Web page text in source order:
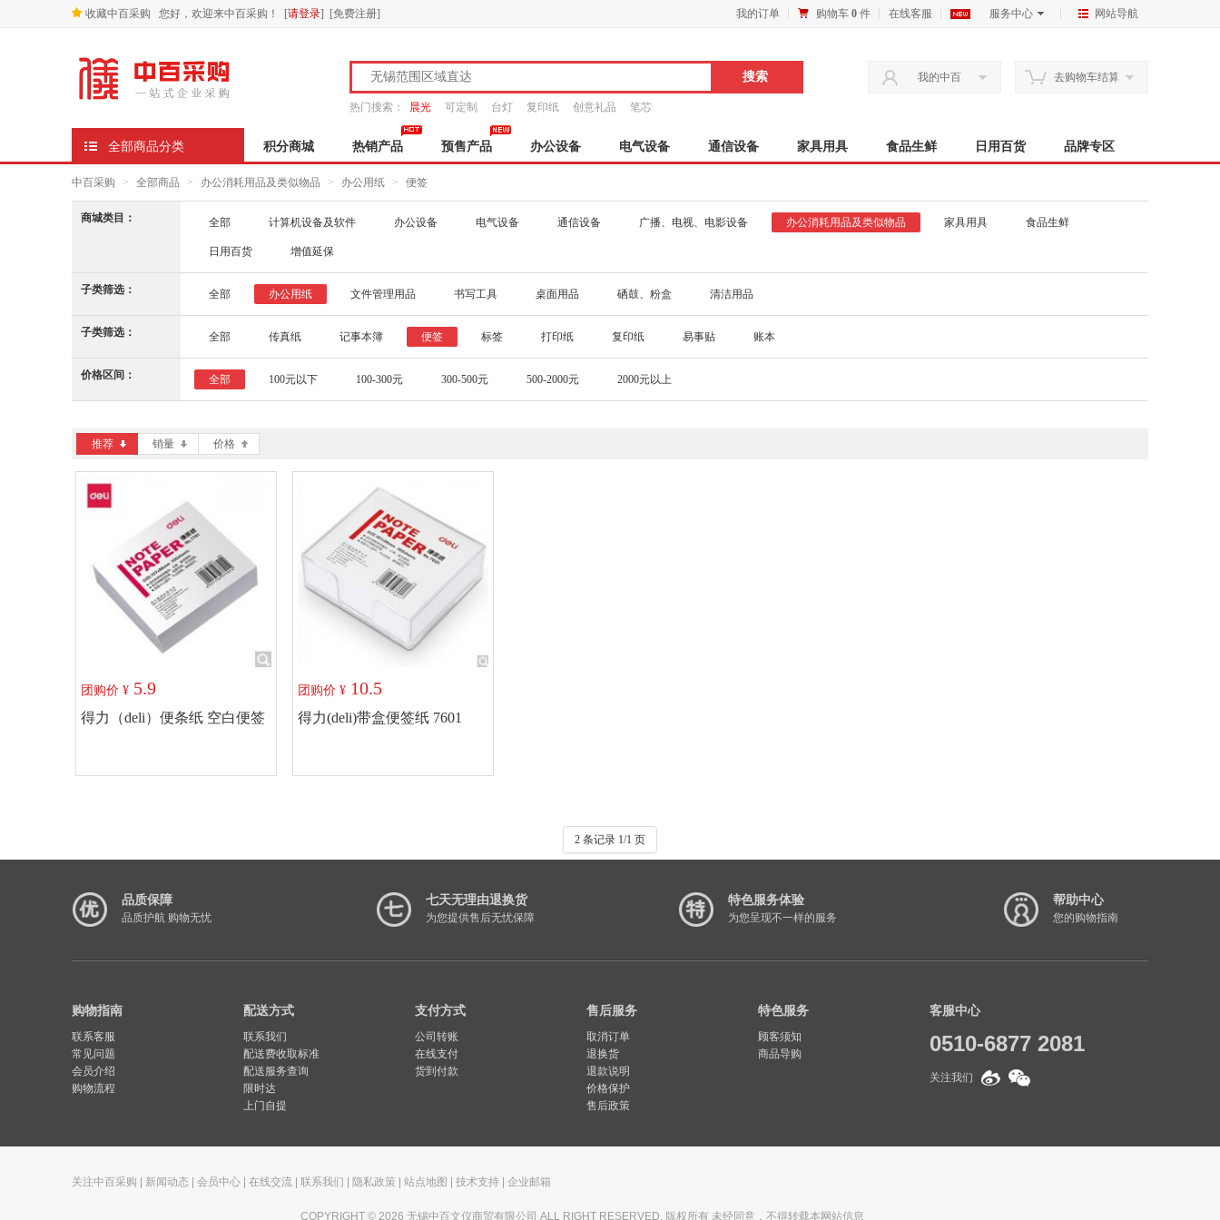
收藏中百采购 您好，欢迎来中百采购！ [请登录] [免费注册] 我的订单 购物车 0 件 在线客服 服务中心 网站导航
热门搜索： 晨光 可定制 台灯 复印纸 创意礼品 笔芯
我的中百 去购物车结算
全部商品分类 积分商城 热销产品 预售产品 办公设备 电气设备 通信设备 家具用具 食品生鲜 日用百货 品牌专区
中百采购 > 全部商品 > 办公消耗用品及类似物品 > 办公用纸 > 便签
商城类目： 全部 计算机设备及软件 办公设备 电气设备 通信设备 广播、电视、电影设备 办公消耗用品及类似物品 家具用具 食品生鲜
日用百货 增值延保
子类筛选： 全部 办公用纸 文件管理用品 书写工具 桌面用品 硒鼓、粉盒 清洁用品
子类筛选： 全部 传真纸 记事本簿 便签 标签 打印纸 复印纸 易事贴 账本
价格区间： 全部 100元以下 100-300元 300-500元 500-2000元 2000元以上
推荐 销量 价格
团购价 ¥ 5.9
得力（deli）便条纸 空白便签
团购价 ¥ 10.5
得力(deli)带盒便签纸 7601
2 条记录 1/1 页
品质保障
品质护航 购物无忧
七天无理由退换货
为您提供售后无忧保障
特色服务体验
为您呈现不一样的服务
帮助中心
您的购物指南
购物指南
联系客服
常见问题
会员介绍
购物流程
配送方式
联系我们
配送费收取标准
配送服务查询
限时达
上门自提
支付方式
公司转账
在线支付
货到付款
售后服务
取消订单
退换货
退款说明
价格保护
售后政策
特色服务
顾客须知
商品导购
客服中心
0510-6877 2081
关注我们
关注中百采购 新闻动态 会员中心 在线交流 联系我们 隐私政策 站点地图 技术支持 企业邮箱
COPYRIGHT © 2026 无锡中百文仪商贸有限公司 ALL RIGHT RESERVED. 版权所有 未经同意，不得转载本网站信息